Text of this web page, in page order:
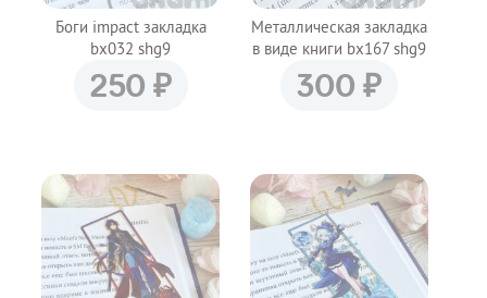
Боги impact закладка
bx032 shg9
250 ₽
Металлическая закладка
в виде книги bx167 shg9
300 ₽